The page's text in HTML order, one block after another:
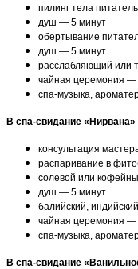
пилинг тела
душ — 5 минут
обертывание
душ — 5 минут
расслабляющий или
чайная церемония —
спа-музыка,
В спа-свидание «Нирвана»
консультация
распаривание в
солевой или
душ — 5 минут
балийский,
чайная церемония —
спа-музыка,
В спа-свидание